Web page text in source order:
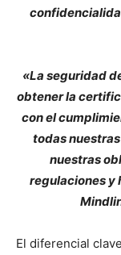
«La seguridad
obtener la
con el
todas
nuestras
regulaciones y
El diferencial